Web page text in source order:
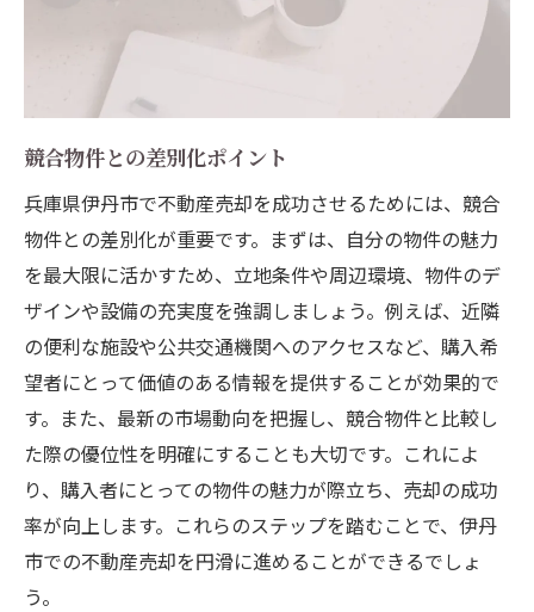
競合物件との差別化ポイント
兵庫県伊丹市で不動産売却を成功させるためには、競合
物件との差別化が重要です。まずは、自分の物件の魅力
を最大限に活かすため、立地条件や周辺環境、物件のデ
ザインや設備の充実度を強調しましょう。例えば、近隣
の便利な施設や公共交通機関へのアクセスなど、購入希
望者にとって価値のある情報を提供することが効果的で
す。また、最新の市場動向を把握し、競合物件と比較し
た際の優位性を明確にすることも大切です。これによ
り、購入者にとっての物件の魅力が際立ち、売却の成功
率が向上します。これらのステップを踏むことで、伊丹
市での不動産売却を円滑に進めることができるでしょ
う。